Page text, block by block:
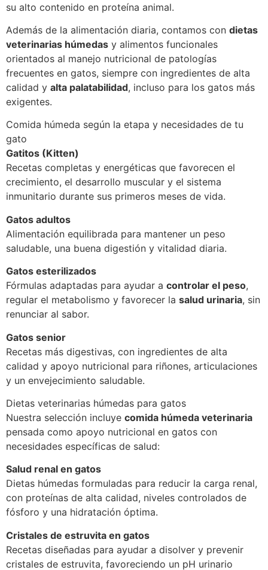
su alto contenido en proteína animal.
Además de la alimentación diaria, contamos con dietas
veterinarias húmedas y alimentos funcionales
orientados al manejo nutricional de patologías
frecuentes en gatos, siempre con ingredientes de alta
calidad y alta palatabilidad, incluso para los gatos más
exigentes.
Comida húmeda según la etapa y necesidades de tu
gato
Gatitos (Kitten)
Recetas completas y energéticas que favorecen el
crecimiento, el desarrollo muscular y el sistema
inmunitario durante sus primeros meses de vida.
Gatos adultos
Alimentación equilibrada para mantener un peso
saludable, una buena digestión y vitalidad diaria.
Gatos esterilizados
Fórmulas adaptadas para ayudar a controlar el peso,
regular el metabolismo y favorecer la salud urinaria, sin
renunciar al sabor.
Gatos senior
Recetas más digestivas, con ingredientes de alta
calidad y apoyo nutricional para riñones, articulaciones
y un envejecimiento saludable.
Dietas veterinarias húmedas para gatos
Nuestra selección incluye comida húmeda veterinaria
pensada como apoyo nutricional en gatos con
necesidades específicas de salud:
Salud renal en gatos
Dietas húmedas formuladas para reducir la carga renal,
con proteínas de alta calidad, niveles controlados de
fósforo y una hidratación óptima.
Cristales de estruvita en gatos
Recetas diseñadas para ayudar a disolver y prevenir
cristales de estruvita, favoreciendo un pH urinario